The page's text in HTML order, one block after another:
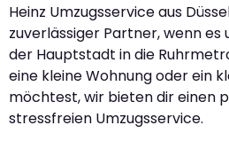
Heinz Umzugsservice aus
zuverlässiger Partner, wenn es
der Hauptstadt in die
eine kleine Wohnung oder ein
möchtest, wir bieten dir einen
stressfreien Umzugsservice.